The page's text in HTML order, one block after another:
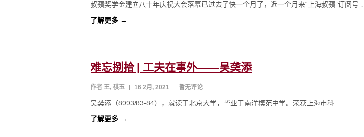
叔蘋奖学金建立八十年庆祝大会落幕已过去了快一个月了，近一个月来“上海叔蘋”订阅号 …
了解更多 →
难忘捌拾 | 工夫在事外——吴䶮添
作者 王, 祺玉 16 2月, 2021 暂无评论
吴䶮添（8993/83-84），就读于北京大学，毕业于南洋模范中学。荣获上海市科 …
了解更多 →